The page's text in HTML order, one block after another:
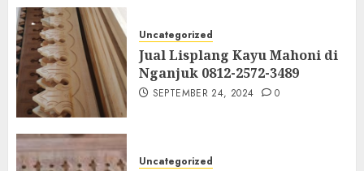
Uncategorized
Jual Lisplang Kayu Mahoni di
Nganjuk 0812-2572-3489
SEPTEMBER 24, 2024 0
Uncategorized